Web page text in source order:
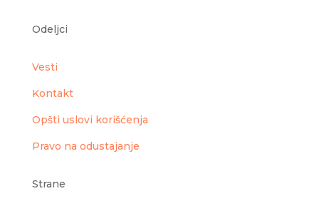
Odeljci
Vesti
Kontakt
Opšti uslovi korišćenja
Pravo na odustajanje
Strane